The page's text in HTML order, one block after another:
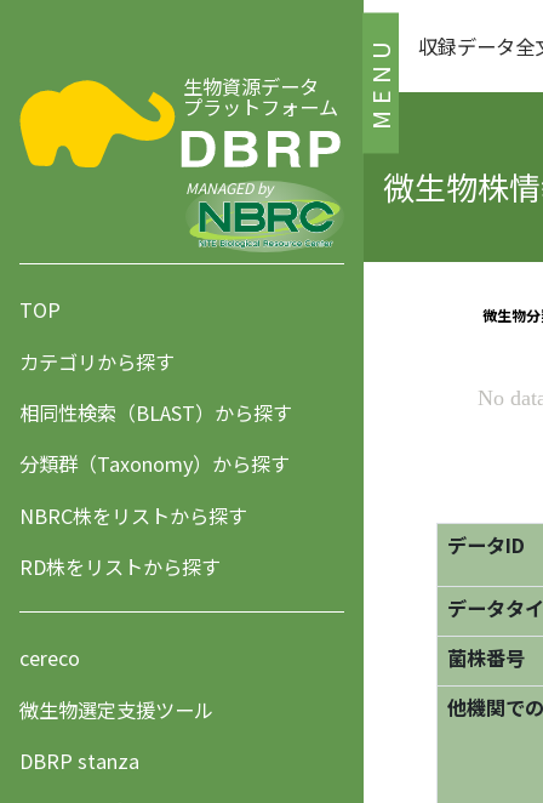
MENU
生物資源データ
プラットフォーム
MANAGED by
TOP
カテゴリから探す
相同性検索（BLAST）から探す
分類群（Taxonomy）から探す
NBRC株をリストから探す
RD株をリストから探す
cereco
微生物選定支援ツール
DBRP stanza
収録データ全
微生物株
データID
データタ
菌株番号
他機関で